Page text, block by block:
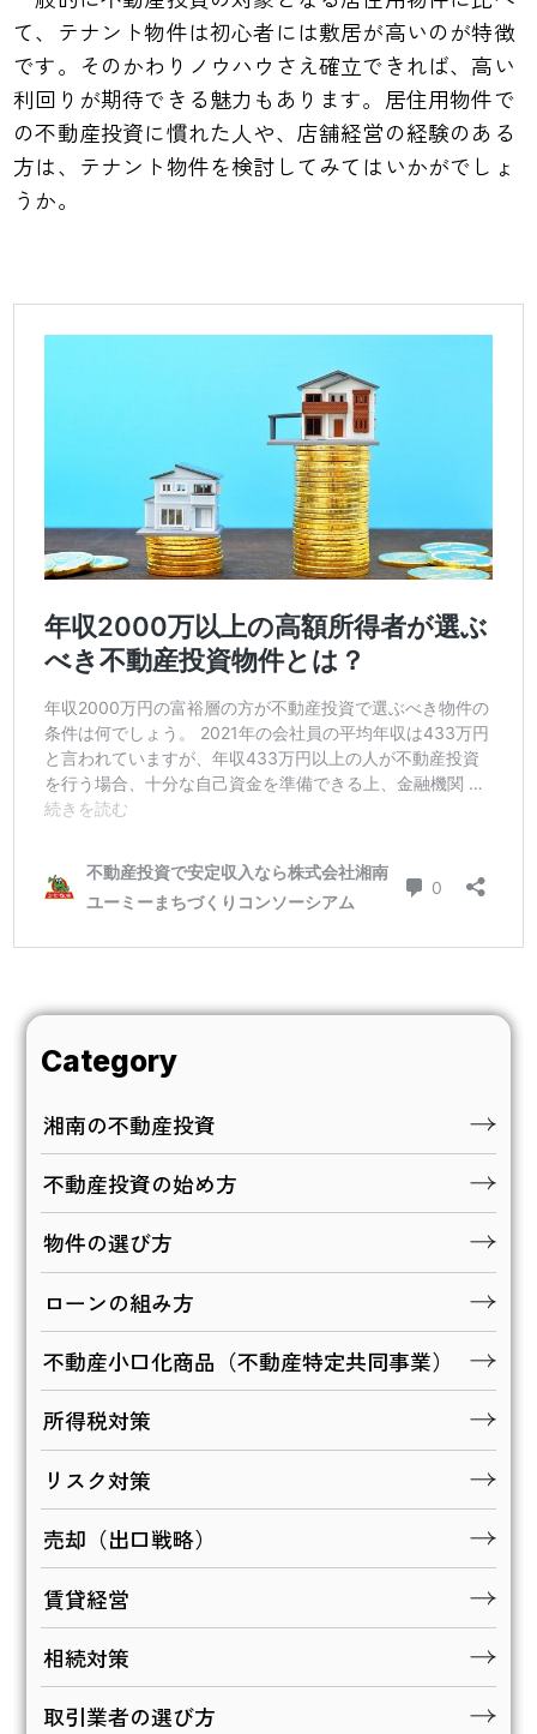
て、テナント物件は初心者には敷居が高いのが特徴
です。そのかわりノウハウさえ確立できれば、高い
利回りが期待できる魅力もあります。居住用物件で
の不動産投資に慣れた人や、店舗経営の経験のある
方は、テナント物件を検討してみてはいかがでしょ
うか。
Category
湘南の不動産投資
不動産投資の始め方
物件の選び方
ローンの組み方
不動産小口化商品（不動産特定共同事業）
所得税対策
リスク対策
売却（出口戦略）
賃貸経営
相続対策
取引業者の選び方